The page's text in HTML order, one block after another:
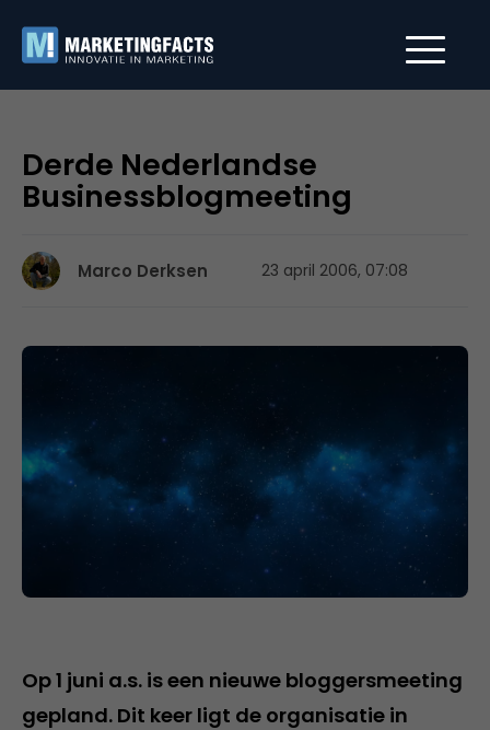
Derde Nederlandse
Businessblogmeeting
Marco Derksen 23 april 2006, 07:08
Op 1 juni a.s. is een nieuwe bloggersmeeting
gepland. Dit keer ligt de organisatie in